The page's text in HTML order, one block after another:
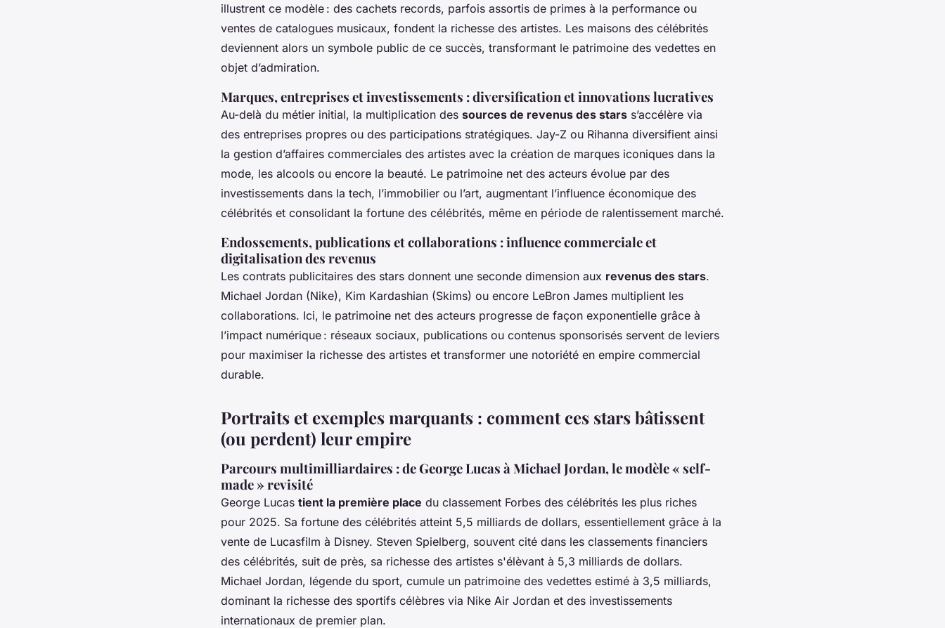
illustrent ce modèle : des cachets records, parfois assortis de primes à la performance ou
ventes de catalogues musicaux, fondent la richesse des artistes. Les maisons des célébrités
deviennent alors un symbole public de ce succès, transformant le patrimoine des vedettes en
objet d’admiration.
Marques, entreprises et investissements : diversification et innovations lucratives
Au-delà du métier initial, la multiplication des sources de revenus des stars s’accélère via
des entreprises propres ou des participations stratégiques. Jay-Z ou Rihanna diversifient ainsi
la gestion d’affaires commerciales des artistes avec la création de marques iconiques dans la
mode, les alcools ou encore la beauté. Le patrimoine net des acteurs évolue par des
investissements dans la tech, l’immobilier ou l’art, augmentant l’influence économique des
célébrités et consolidant la fortune des célébrités, même en période de ralentissement marché.
Endossements, publications et collaborations : influence commerciale et
digitalisation des revenus
Les contrats publicitaires des stars donnent une seconde dimension aux revenus des stars.
Michael Jordan (Nike), Kim Kardashian (Skims) ou encore LeBron James multiplient les
collaborations. Ici, le patrimoine net des acteurs progresse de façon exponentielle grâce à
l’impact numérique : réseaux sociaux, publications ou contenus sponsorisés servent de leviers
pour maximiser la richesse des artistes et transformer une notoriété en empire commercial
durable.
Portraits et exemples marquants : comment ces stars bâtissent
(ou perdent) leur empire
Parcours multimilliardaires : de George Lucas à Michael Jordan, le modèle « self-
made » revisité
George Lucas tient la première place du classement Forbes des célébrités les plus riches
pour 2025. Sa fortune des célébrités atteint 5,5 milliards de dollars, essentiellement grâce à la
vente de Lucasfilm à Disney. Steven Spielberg, souvent cité dans les classements financiers
des célébrités, suit de près, sa richesse des artistes s'élèvant à 5,3 milliards de dollars.
Michael Jordan, légende du sport, cumule un patrimoine des vedettes estimé à 3,5 milliards,
dominant la richesse des sportifs célèbres via Nike Air Jordan et des investissements
internationaux de premier plan.